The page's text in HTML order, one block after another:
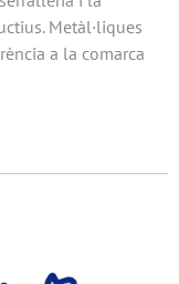
Metàl·liques
a la comarca